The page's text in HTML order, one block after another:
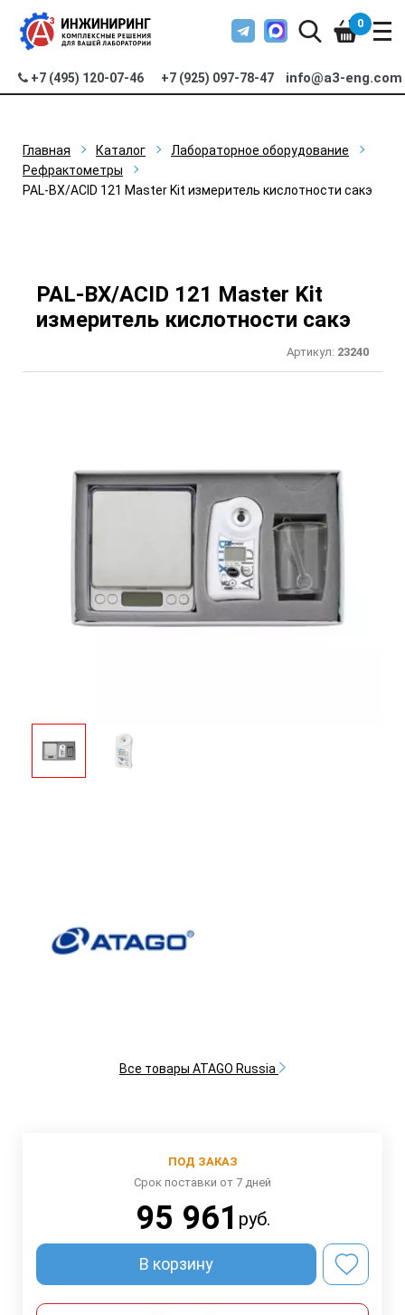
+7 (495) 120-07-46 +7 (925) 097-78-47 info@a3-eng.com
0
Главная Каталог
Лабораторное оборудование
Рефрактометры
PAL-BX/ACID 121 Master Kit измеритель кислотности сакэ
PAL-BX/ACID 121 Master Kit
измеритель кислотности сакэ
Артикул: 23240
Все товары ATAGO Russia
ПОД ЗАКАЗ
Срок поставки от 7 дней
95 961 руб.
В корзину